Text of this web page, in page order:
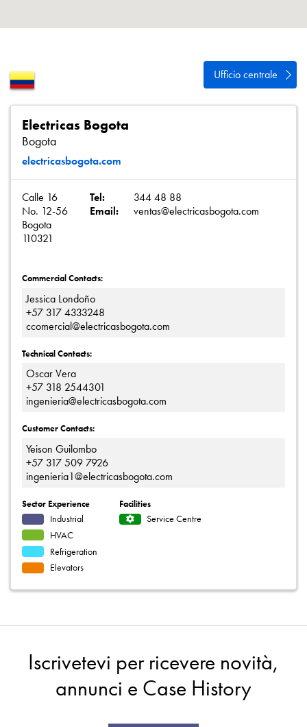
Ufficio centrale
Electricas Bogota
Bogota
electricasbogota.com
Calle 16
No. 12-56
Bogota
110321
Tel:
344 48 88
Email:
ventas@electricasbogota.com
Commercial Contacts:
Jessica Londoño
+57 317 4333248
ccomercial@electricasbogota.com
Technical Contacts:
Oscar Vera
+57 318 2544301
ingenieria@electricasbogota.com
Customer Contacts:
Yeison Guilombo
+57 317 509 7926
ingenieria1@electricasbogota.com
Sector Experience
Industrial
HVAC
Refrigeration
Elevators
Facilities
Service Centre
Iscrivetevi per ricevere novità,
annunci e Case History
Mappa del sito
iSource Accedere